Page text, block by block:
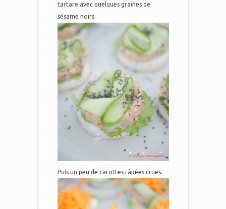
tartare avec quelques graines de
sésame noirs.
Puis un peu de carottes râpées crues.